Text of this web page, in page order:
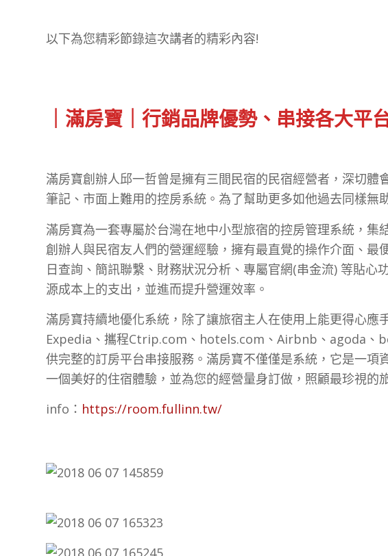
以下為您精彩節錄這次講者的精彩內容!
｜滿房寶｜行銷品牌優勢、串接各大平
滿房寶創辦人邱一哲曾是擁有三間民宿的民宿經營者，深切體
筆記、市面上難用的控房系統。為了幫助更多如他過去同樣無
滿房寶為一套專屬於台灣在地中小型旅宿的控房管理系統，集
創辦人與民宿友人們的營運經驗，擁有最直覺的操作介面、最
日查詢、簡訊聯繫、財務狀況分析、專屬官網(串金流) 等貼心
源成本上的支出，並進而提升營運效率。
滿房寶持續地優化系統，除了讓旅宿主人在使用上能更得心
Expedia、攜程Ctrip.com、hotels.com、Airbnb、agoda、
供完整的訂房平台串接服務。滿房寶不僅僅是系統，它是一項
一個美好的住宿體驗，並為您的經營量身訂做，照顧最珍視的
info： https://room.fullinn.tw/